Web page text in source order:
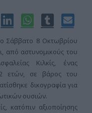
Σάββατο 8 Οκτωβρίου
από αστυνομικούς του
Κιλκίς, ένας
ετών, σε βάρος του
δικογραφία για
ουσιών.
κατόπιν αξιοποίησης